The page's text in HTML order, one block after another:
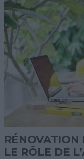
RÉNOVATION
LE RÔLE DE